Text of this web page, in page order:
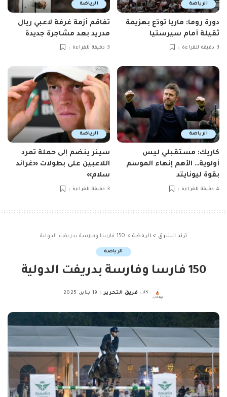
الرياضة
دورة روما: ماريا تودّع بهزيمة
ثقيلة أمام سيرستيا
3 دقيقة للقراءة
الرياضة
تفاقم أزمة غرفة لاعبي ريال
مدريد بعد مشاجرة جديدة
3 دقيقة للقراءة
الرياضة
كاريك: مستقبلي ليس
أولوية… الأهم إنهاء الموسم
بقوة ليونايتد
4 دقيقة للقراءة
الرياضة
سينر ينضم إلى حملة تمرد
اللاعبين على بطولات «غراند
سلام»
3 دقيقة للقراءة
ترند الشرق > الرياضة> 150 فارسا وفارسة بدريفت الدولية
الرياضة
150 فارسا وفارسة بدريفت الدولية
Posted
كتب فريق التحرير 19 يناير، 2025